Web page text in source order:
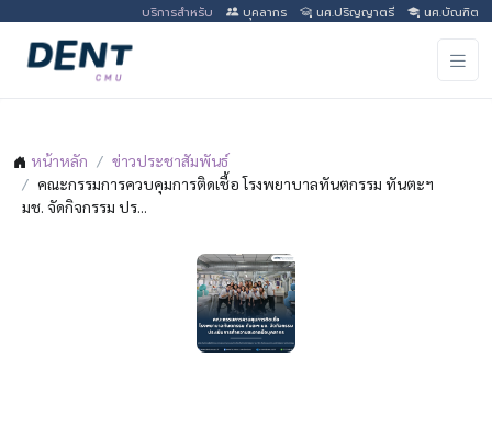
บริการสำหรับ บุคลากร นศ.ปริญญาตรี นศ.บัณฑิต
หน้าหลัก
ข่าวประชาสัมพันธ์
คณะกรรมการควบคุมการติดเชื้อ โรงพยาบาลทันตกรรม ทันตะฯ
มช. จัดกิจกรรม ปร...